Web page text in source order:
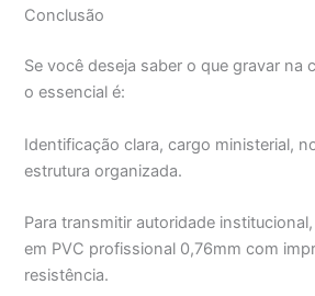
Conclusão
Se você deseja saber o que gravar na
o essencial é:
Identificação clara, cargo ministerial,
estrutura organizada.
Para transmitir autoridade
em PVC profissional 0,76mm com
resistência.